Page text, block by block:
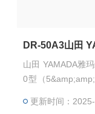
DR-50A3山田
山田 YAMADA雅
0型（
架、墙面等上使
更新时间：